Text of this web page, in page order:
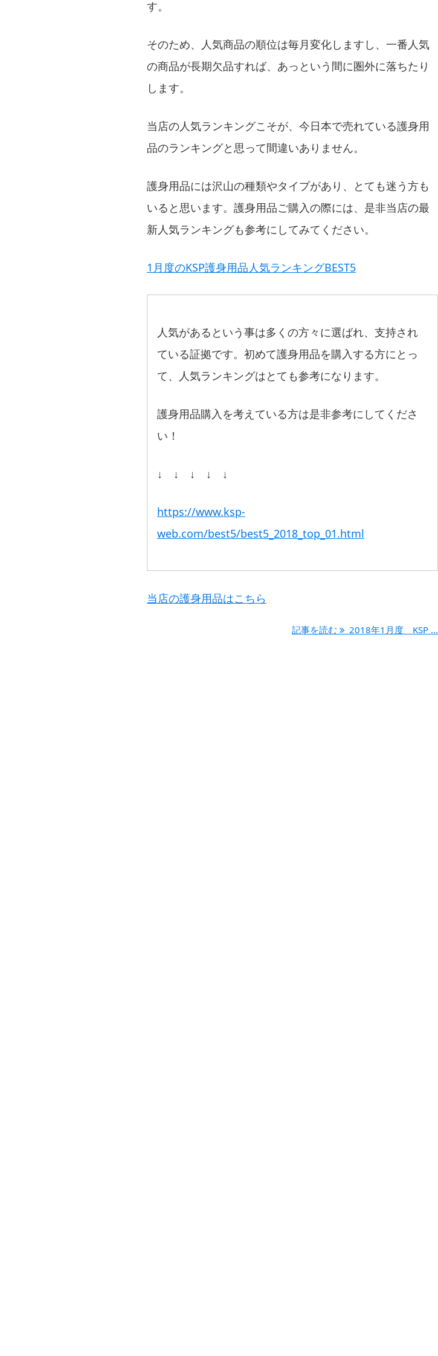
す。
そのため、人気商品の順位は毎月変化しますし、一番人気
の商品が長期欠品すれば、あっという間に圏外に落ちたり
します。
当店の人気ランキングこそが、今日本で売れている護身用
品のランキングと思って間違いありません。
護身用品には沢山の種類やタイプがあり、とても迷う方も
いると思います。護身用品ご購入の際には、是非当店の最
新人気ランキングも参考にしてみてください。
1月度のKSP護身用品人気ランキングBEST5
人気があるという事は多くの方々に選ばれ、支持され
ている証拠です。初めて護身用品を購入する方にとっ
て、人気ランキングはとても参考になります。
護身用品購入を考えている方は是非参考にしてくださ
い！
↓ ↓ ↓ ↓ ↓
https://www.ksp-
web.com/best5/best5_2018_top_01.html
当店の護身用品はこちら
記事を読む 2018年1月度 KSP ...